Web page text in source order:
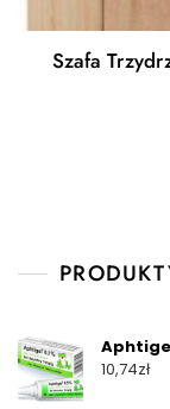
Szafa
10,74zł